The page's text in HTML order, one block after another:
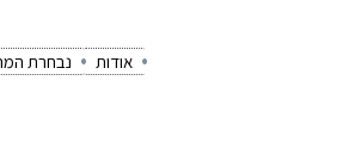
אודות נבחרת